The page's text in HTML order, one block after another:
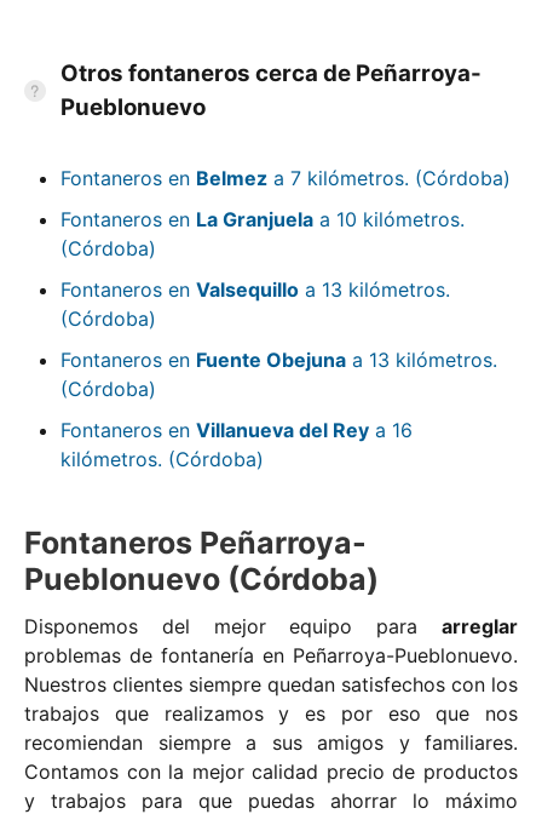
Otros fontaneros cerca de Peñarroya-
Pueblonuevo
Fontaneros en Belmez a 7 kilómetros. (Córdoba)
Fontaneros en La Granjuela a 10 kilómetros.
(Córdoba)
Fontaneros en Valsequillo a 13 kilómetros.
(Córdoba)
Fontaneros en Fuente Obejuna a 13 kilómetros.
(Córdoba)
Fontaneros en Villanueva del Rey a 16
kilómetros. (Córdoba)
Fontaneros Peñarroya-
Pueblonuevo (Córdoba)
Disponemos del mejor equipo para arreglar
problemas de fontanería en Peñarroya-Pueblonuevo.
Nuestros clientes siempre quedan satisfechos con los
trabajos que realizamos y es por eso que nos
recomiendan siempre a sus amigos y familiares.
Contamos con la mejor calidad precio de productos
y trabajos para que puedas ahorrar lo máximo